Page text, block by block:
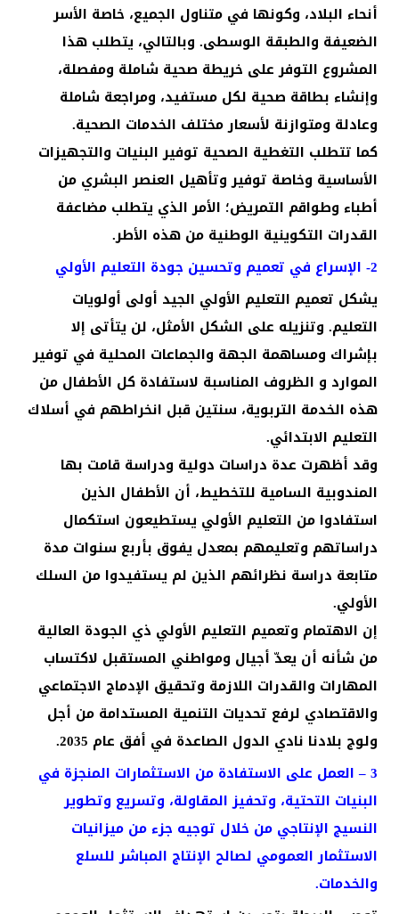
أنحاء البلاد، وكونها في متناول الجميع، خاصة الأسر
الضعيفة والطبقة الوسطى. وبالتالي، يتطلب هذا
المشروع التوفر على خريطة صحية شاملة ومفصلة،
وإنشاء بطاقة صحية لكل مستفيد، ومراجعة شاملة
وعادلة ومتوازنة لأسعار مختلف الخدمات الصحية.
كما تتطلب التغطية الصحية توفير البنيات والتجهيزات
الأساسية وخاصة توفير وتأهيل العنصر البشري من
أطباء وطواقم التمريض؛ الأمر الذي يتطلب مضاعفة
القدرات التكوينية الوطنية من هذه الأطر.
2- الإسراع في تعميم وتحسين جودة التعليم الأولي
يشكل تعميم التعليم الأولي الجيد أولى أولويات
التعليم. وتنزيله على الشكل الأمثل، لن يتأتى إلا
بإشراك ومساهمة الجهة والجماعات المحلية في توفير
الموارد و الظروف المناسبة لاستفادة كل الأطفال من
هذه الخدمة التربوية، سنتين قبل انخراطهم في أسلاك
التعليم الابتدائي.
وقد أظهرت عدة دراسات دولية ودراسة قامت بها
المندوبية السامية للتخطيط، أن الأطفال الذين
استفادوا من التعليم الأولي يستطيعون استكمال
دراساتهم وتعليمهم بمعدل يفوق بأربع سنوات مدة
متابعة دراسة نظرائهم الذين لم يستفيدوا من السلك
الأولي.
إن الاهتمام وتعميم التعليم الأولي ذي الجودة العالية
من شأنه أن يعدّ أجيال ومواطني المستقبل لاكتساب
المهارات والقدرات اللازمة وتحقيق الإدماج الاجتماعي
والاقتصادي لرفع تحديات التنمية المستدامة من أجل
ولوج بلادنا نادي الدول الصاعدة في أفق عام 2035.
3 – العمل على الاستفادة من الاستثمارات المنجزة في
البنيات التحتية، وتحفيز المقاولة، وتسريع وتطوير
النسيج الإنتاجي من خلال توجيه جزء من ميزانيات
الاستثمار العمومي لصالح الإنتاج المباشر للسلع
والخدمات.